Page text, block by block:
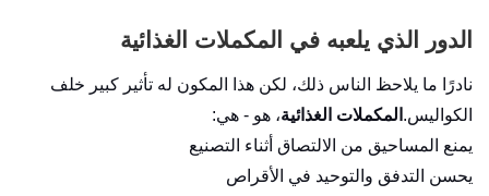
الدور الذي يلعبه في المكملات الغذائية
نادرًا ما يلاحظ الناس ذلك، لكن هذا المكون له تأثير كبير خلف
الكواليس. المكملات الغذائية، هو - هي:
يمنع المساحيق من الالتصاق أثناء التصنيع
يحسن التدفق والتوحيد في الأقراص